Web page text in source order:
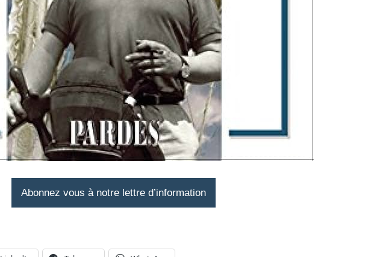
Abonnez vous à notre lettre d’information